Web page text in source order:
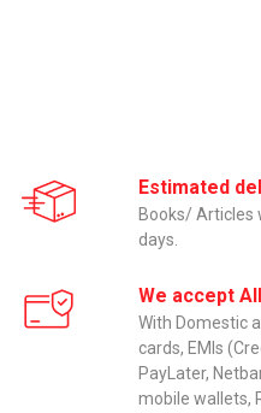
Estimated
Books/ Articles
days.
We accept
With Domestic
cards, EMIs
PayLater,
mobile wallets,